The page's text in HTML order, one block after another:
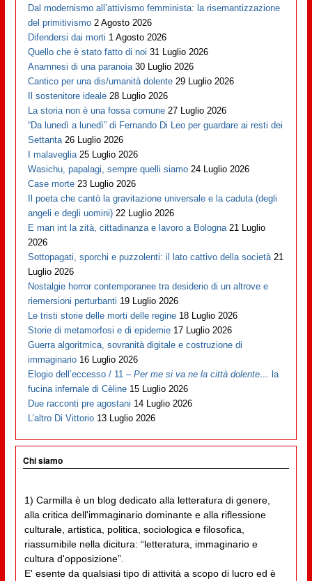
Dal modernismo all’attivismo femminista: la risemantizzazione
del primitivismo 2 Agosto 2026
Difendersi dai morti 1 Agosto 2026
Quello che è stato fatto di noi 31 Luglio 2026
Anamnesi di una paranoia 30 Luglio 2026
Cantico per una dis/umanità dolente 29 Luglio 2026
Il sostenitore ideale 28 Luglio 2026
La storia non è una fossa comune 27 Luglio 2026
“Da lunedì a lunedì” di Fernando Di Leo per guardare ai resti dei
Settanta 26 Luglio 2026
I malaveglia 25 Luglio 2026
Wasichu, papalagi, sempre quelli siamo 24 Luglio 2026
Case morte 23 Luglio 2026
Il poeta che cantò la gravitazione universale e la caduta (degli
angeli e degli uomini) 22 Luglio 2026
E man int la zità, cittadinanza e lavoro a Bologna 21 Luglio
2026
Sottopagati, sporchi e puzzolenti: il lato cattivo della società 21
Luglio 2026
Nostalgie horror contemporanee tra desiderio di un altrove e
riemersioni perturbanti 19 Luglio 2026
Le tristi storie delle morti delle regine 18 Luglio 2026
Storie di metamorfosi e di epidemie 17 Luglio 2026
Guerra algoritmica, sovranità digitale e costruzione di
immaginario 16 Luglio 2026
Elogio dell’eccesso / 11 –Per me si va ne la città dolente… la
fucina infernale di Cèline 15 Luglio 2026
Due racconti pre agostani 14 Luglio 2026
L’altro Di Vittorio 13 Luglio 2026
Chi siamo
1) Carmilla è un blog dedicato alla letteratura di genere,
alla critica dell'immaginario dominante e alla riflessione
culturale, artistica, politica, sociologica e filosofica,
riassumibile nella dicitura: “letteratura, immaginario e
cultura d'opposizione”.
E' esente da qualsiasi tipo di attività a scopo di lucro ed è